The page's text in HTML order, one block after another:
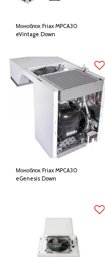
Моноблок Friax MPCA30
eVintage Down
Моноблок Friax MPCA30
eGenesis Down